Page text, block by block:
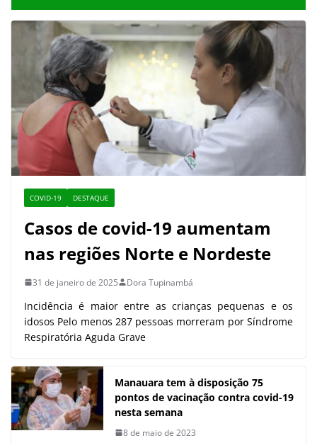
COVID-19 DESTAQUE
Casos de covid-19 aumentam
nas regiões Norte e Nordeste
31 de janeiro de 2025 Dora Tupinambá
Incidência é maior entre as crianças pequenas e os
idosos Pelo menos 287 pessoas morreram por Síndrome
Respiratória Aguda Grave
Manauara tem à disposição 75
pontos de vacinação contra covid-19
nesta semana
8 de maio de 2023